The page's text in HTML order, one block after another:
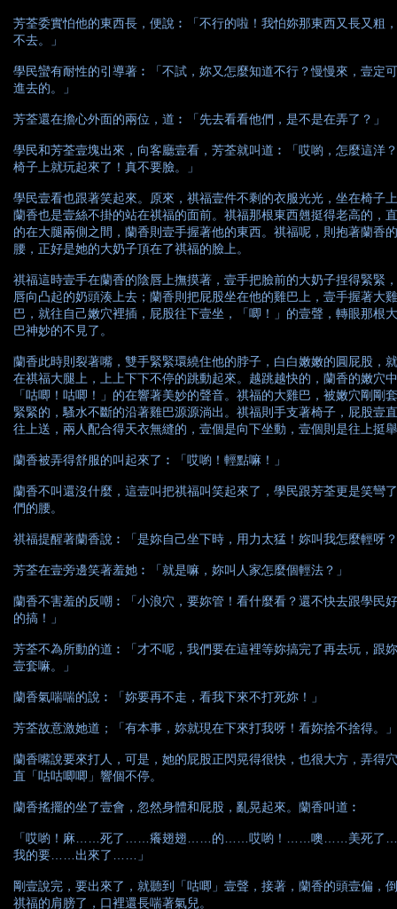
芳荃委實怕他的東西長，便說︰「不行的啦！我怕妳那東西又長又粗
不去。」
學民蠻有耐性的引導著︰「不試，妳又怎麼知道不行？慢慢來，壹定
進去的。」
芳荃還在擔心外面的兩位，道︰「先去看看他們，是不是在弄了？」
學民和芳荃壹塊出來，向客廳壹看，芳荃就叫道︰「哎喲，怎麼這洋
椅子上就玩起來了！真不要臉。」
學民壹看也跟著笑起來。原來，祺福壹件不剩的衣服光光，坐在椅子
蘭香也是壹絲不掛的站在祺福的面前。祺福那根東西翹挺得老高的，
的在大腿兩側之間，蘭香則壹手握著他的東西。祺福呢，則抱著蘭香
腰，正好是她的大奶子頂在了祺福的臉上。
祺福這時壹手在蘭香的陰唇上撫摸著，壹手把臉前的大奶子捏得緊緊
唇向凸起的奶頭湊上去；蘭香則把屁股坐在他的雞巴上，壹手握著大雞
巴，就往自己嫩穴裡插，屁股往下壹坐，「唧！」的壹聲，轉眼那根
巴神妙的不見了。
蘭香此時則裂著嘴，雙手緊緊環繞住他的脖子，白白嫩嫩的圓屁股，
在祺福大腿上，上上下下不停的跳動起來。越跳越快的，蘭香的嫩穴中
「咕唧！咕唧！」的在響著美妙的聲音。祺福的大雞巴，被嫩穴剛剛
緊緊的，騷水不斷的沿著雞巴源源淌出。祺福則手支著椅子，屁股壹
往上送，兩人配合得天衣無縫的，壹個是向下坐動，壹個則是往上挺
蘭香被弄得舒服的叫起來了︰「哎喲！輕點嘛！」
蘭香不叫還沒什麼，這壹叫把祺福叫笑起來了，學民跟芳荃更是笑彎
們的腰。
祺福提醒著蘭香說︰「是妳自己坐下時，用力太猛！妳叫我怎麼輕呀
芳荃在壹旁邊笑著羞她︰「就是嘛，妳叫人家怎麼個輕法？」
蘭香不害羞的反嘲︰「小浪穴，要妳管！看什麼看？還不快去跟學民
的搞！」
芳荃不為所動的道︰「才不呢，我們要在這裡等妳搞完了再去玩，跟
壹套嘛。」
蘭香氣喘喘的說︰「妳要再不走，看我下來不打死妳！」
芳荃故意激她道；「有本事，妳就現在下來打我呀！看妳捨不捨得。」
蘭香嘴說要來打人，可是，她的屁股正閃晃得很快，也很大方，弄得
直「咕咕唧唧」響個不停。
蘭香搖擺的坐了壹會，忽然身體和屁股，亂晃起來。蘭香叫道︰
「哎喲！麻……死了……癢翅翅……的……哎喲！……噢……美死了
我的要……出來了……」
剛壹說完，要出來了，就聽到「咕唧」壹聲，接著，蘭香的頭壹偏，
祺福的肩膀了，口裡還長喘著氣兒。